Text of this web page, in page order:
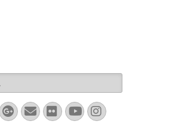
Googleplus
EmailFlickrYouTube
Instagram